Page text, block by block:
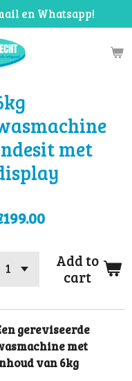
en Whatsapp!
met
Add to
cart
gereviseerde
met
van 6kg